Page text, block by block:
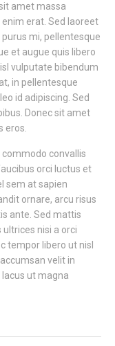
amet massa
erat. Sed laoreet
mi, pellentesque
et augue quis libero
vulputate bibendum
in pellentesque
id adipiscing. Sed
Donec sit amet
eros.
commodo convallis
orci luctus et
sem at sapien
ornare, arcu risus
ante. Sed mattis
nisi a orci
tempor libero ut nisl
velit in
ut magna